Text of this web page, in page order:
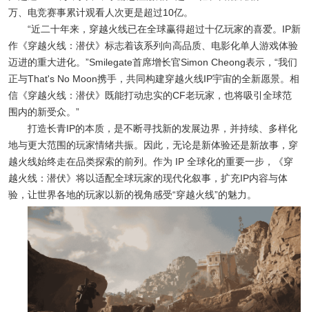
万、电竞赛事累计观看人次更是超过10亿。
“近二十年来，穿越火线已在全球赢得超过十亿玩家的喜爱。IP新
作《穿越火线：潜伏》标志着该系列向高品质、电影化单人游戏体验
迈进的重大进化。”Smilegate首席增长官Simon Cheong表示，“我们
正与That's No Moon携手，共同构建穿越火线IP宇宙的全新愿景。相
信《穿越火线：潜伏》既能打动忠实的CF老玩家，也将吸引全球范
围内的新受众。”
打造长青IP的本质，是不断寻找新的发展边界，并持续、多样化
地与更大范围的玩家情绪共振。因此，无论是新体验还是新故事，穿
越火线始终走在品类探索的前列。作为 IP 全球化的重要一步，《穿
越火线：潜伏》将以适配全球玩家的现代化叙事，扩充IP内容与体
验，让世界各地的玩家以新的视角感受“穿越火线”的魅力。